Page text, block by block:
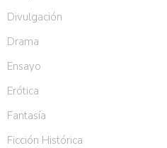
Divulgación
Drama
Ensayo
Erótica
Fantasía
Ficción Histórica